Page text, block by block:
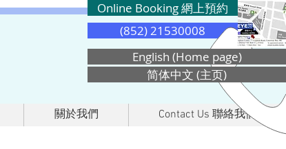
(852) 21530008
Online Booking 網上預約
English (Home page)
简体中文 (主页)
關於我們 Contact Us 聯絡我們